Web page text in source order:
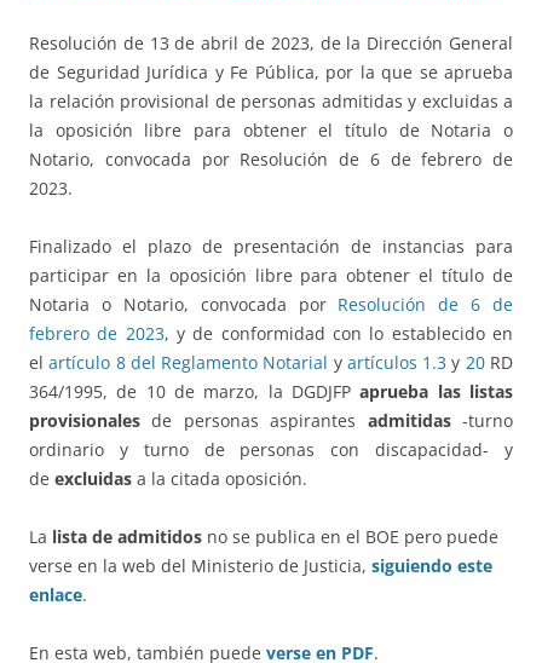
Resolución de 13 de abril de 2023, de la Dirección General
de Seguridad Jurídica y Fe Pública, por la que se aprueba
la relación provisional de personas admitidas y excluidas a
la oposición libre para obtener el título de Notaria o
Notario, convocada por Resolución de 6 de febrero de
2023.
Finalizado el plazo de presentación de instancias para
participar en la oposición libre para obtener el título de
Notaria o Notario, convocada por Resolución de 6 de
febrero de 2023, y de conformidad con lo establecido en
elartículo 8 del Reglamento Notarial y artículos 1.3 y 20RD
364/1995, de 10 de marzo, la DGDJFPaprueba las listas
provisionales de personas aspirantes admitidas-turno
ordinario y turno de personas con discapacidad- y
de excluidas a la citada oposición.
La lista de admitidos no se publica en el BOE pero puede
verse en la web del Ministerio de Justicia, siguiendo este
enlace.
En esta web, también puede verse en PDF.